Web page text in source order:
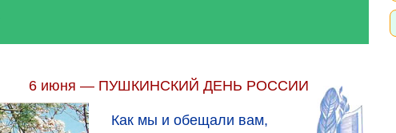
6 июня — ПУШКИНСКИЙ ДЕНЬ РОССИИ
Как мы и обещали вам,